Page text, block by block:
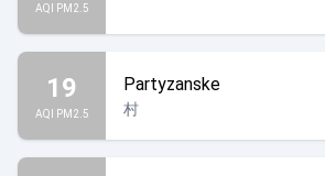
AQI PM2.5
19
AQI PM2.5
Partyzanske
村